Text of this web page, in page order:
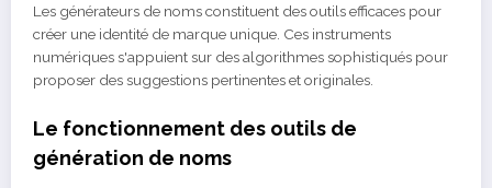
Les générateurs de noms constituent des outils efficaces pour
créer une identité de marque unique. Ces instruments
numériques s'appuient sur des algorithmes sophistiqués pour
proposer des suggestions pertinentes et originales.
Le fonctionnement des outils de
génération de noms